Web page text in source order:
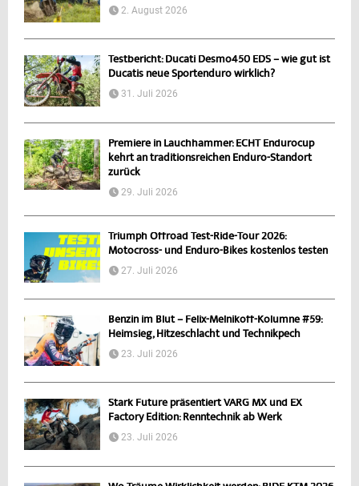
2. August 2026
Testbericht: Ducati Desmo450 EDS – wie gut ist
Ducatis neue Sportenduro wirklich?
31. Juli 2026
Premiere in Lauchhammer: ECHT Endurocup
kehrt an traditionsreichen Enduro-Standort
zurück
29. Juli 2026
Triumph Offroad Test-Ride-Tour 2026:
Motocross- und Enduro-Bikes kostenlos testen
27. Juli 2026
Benzin im Blut – Felix-Melnikoff-Kolumne #59:
Heimsieg, Hitzeschlacht und Technikpech
23. Juli 2026
Stark Future präsentiert VARG MX und EX
Factory Edition: Renntechnik ab Werk
23. Juli 2026